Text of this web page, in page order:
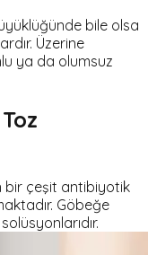
bile olsa
Üzerine
ya da olumsuz
bir çeşit antibiyotik
Göbeğe